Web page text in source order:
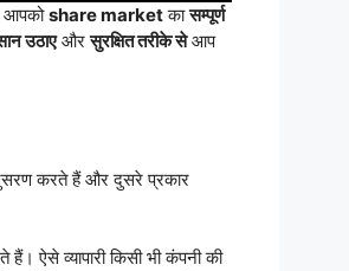
आपकोshare marketकासम्पूर्ण
उठाएऔरसुरक्षित तरीके सेआप
करते हैं और दुसरे प्रकार
ऐसे व्यापारी किसी भी कंपनी की